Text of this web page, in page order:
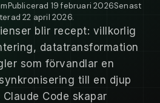
Publicerad 19 februari 2026Senast
22 april 2026.
blir recept: villkorlig
datatransformation
som förvandlar en
till en djup
Code skapar